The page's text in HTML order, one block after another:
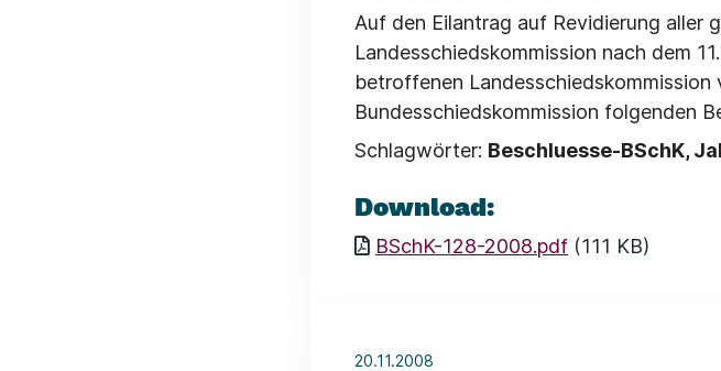
Auf den Eilantrag auf Revidierung aller
Landesschiedskommission nach dem
betroffenen
Bundesschiedskommission folgenden
Schlagwörter: Beschluesse-BSchK,
Download:
BSchK-128-2008.pdf (111 KB)
20.11.2008